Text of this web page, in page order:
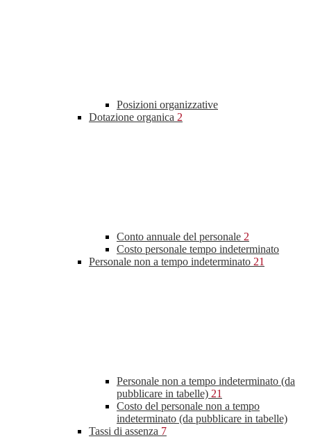
Posizioni organizzative
Dotazione organica 2
Conto annuale del personale 2
Costo personale tempo indeterminato
Personale non a tempo indeterminato 21
Personale non a tempo indeterminato (da
pubblicare in tabelle) 21
Costo del personale non a tempo
indeterminato (da pubblicare in tabelle)
Tassi di assenza 7